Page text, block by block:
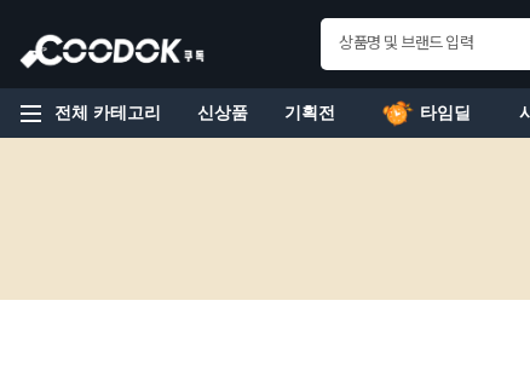
전체 카테고리 신상품 기획전 타임딜